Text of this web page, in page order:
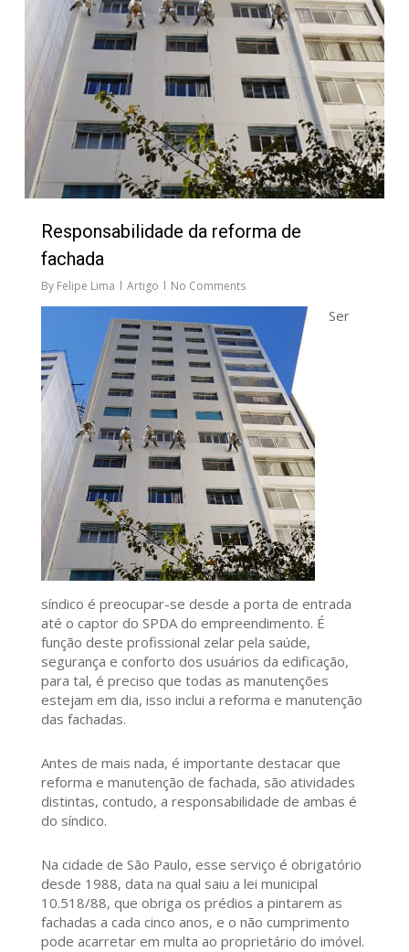
Responsabilidade da reforma de
fachada
By Felipe Lima Artigo No Comments
Ser
síndico é preocupar-se desde a porta de entrada
até o captor do SPDA do empreendimento. É
função deste profissional zelar pela saúde,
segurança e conforto dos usuários da edificação,
para tal, é preciso que todas as manutenções
estejam em dia, isso inclui a reforma e manutenção
das fachadas.
Antes de mais nada, é importante destacar que
reforma e manutenção de fachada, são atividades
distintas, contudo, a responsabilidade de ambas é
do síndico.
Na cidade de São Paulo, esse serviço é obrigatório
desde 1988, data na qual saiu a lei municipal
10.518/88, que obriga os prédios a pintarem as
fachadas a cada cinco anos, e o não cumprimento
pode acarretar em multa ao proprietário do imóvel.